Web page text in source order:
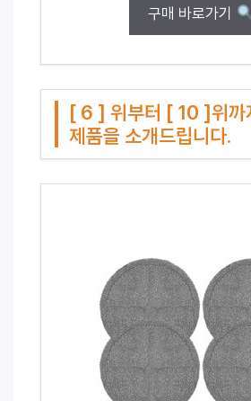
구매 바로가기
[ 6 ] 위부터 [ 10 ]위까
제품을 소개드립니다.